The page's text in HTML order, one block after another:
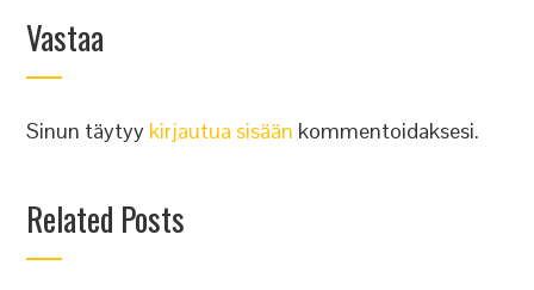
Vastaa
Sinun täytyy kirjautua sisään kommentoidaksesi.
Related Posts